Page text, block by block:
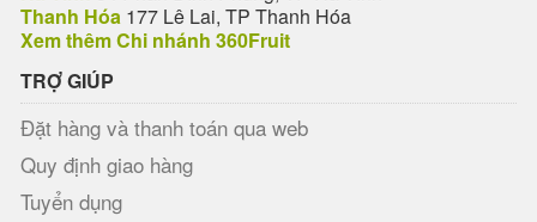
Thanh Hóa 177 Lê Lai, TP Thanh Hóa
Xem thêm Chi nhánh 360Fruit
TRỢ GIÚP
Đặt hàng và thanh toán qua web
Quy định giao hàng
Tuyển dụng